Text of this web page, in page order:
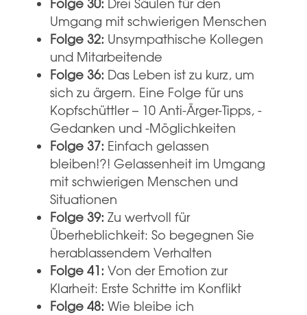
Folge 30: Drei Säulen für den
Umgang mit schwierigen Menschen
Folge 32: Unsympathische Kollegen
und Mitarbeitende
Folge 36: Das Leben ist zu kurz, um
sich zu ärgern. Eine Folge für uns
Kopfschüttler – 10 Anti-Ärger-Tipps, -
Gedanken und -Möglichkeiten
Folge 37: Einfach gelassen
bleiben!?! Gelassenheit im Umgang
mit schwierigen Menschen und
Situationen
Folge 39: Zu wertvoll für
Überheblichkeit: So begegnen Sie
herablassendem Verhalten
Folge 41: Von der Emotion zur
Klarheit: Erste Schritte im Konflikt
Folge 48: Wie bleibe ich